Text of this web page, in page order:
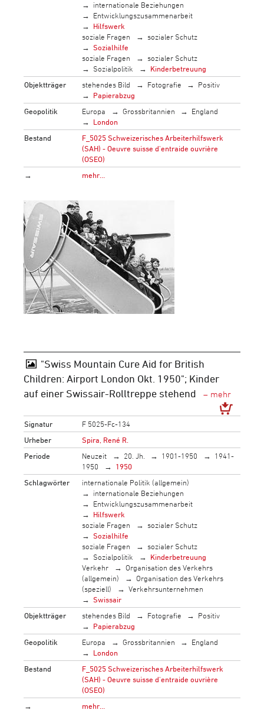
internationale Beziehungen
Entwicklungszusammenarbeit
Hilfswerk
soziale Fragen
sozialer Schutz
Sozialhilfe
soziale Fragen
sozialer Schutz
Sozialpolitik
Kinderbetreuung
Objektträger
stehendes Bild Fotografie
Positiv
Papierabzug
Geopolitik
Europa Grossbritannien
England
London
Bestand
F_5025 Schweizerisches Arbeiterhilfswerk
(SAH) - Oeuvre suisse d'entraide ouvrière
(OSEO)
→
mehr…
"Swiss Mountain Cure Aid for British
Children: Airport London Okt. 1950"; Kinder
auf einer Swissair-Rolltreppe stehend
Signatur
F 5025-Fc-134
Urheber
Spira, René R.
Periode
Neuzeit 20. Jh. 1901-1950
1941-
1950
1950
Schlagwörter
internationale Politik (allgemein)
internationale Beziehungen
Entwicklungszusammenarbeit
Hilfswerk
soziale Fragen
sozialer Schutz
Sozialhilfe
soziale Fragen
sozialer Schutz
Sozialpolitik
Kinderbetreuung
Verkehr
Organisation des Verkehrs
(allgemein)
Organisation des Verkehrs
(speziell)
Verkehrsunternehmen
Swissair
Objektträger
stehendes Bild Fotografie
Positiv
Papierabzug
Geopolitik
Europa Grossbritannien
England
London
Bestand
F_5025 Schweizerisches Arbeiterhilfswerk
(SAH) - Oeuvre suisse d'entraide ouvrière
(OSEO)
→
mehr…